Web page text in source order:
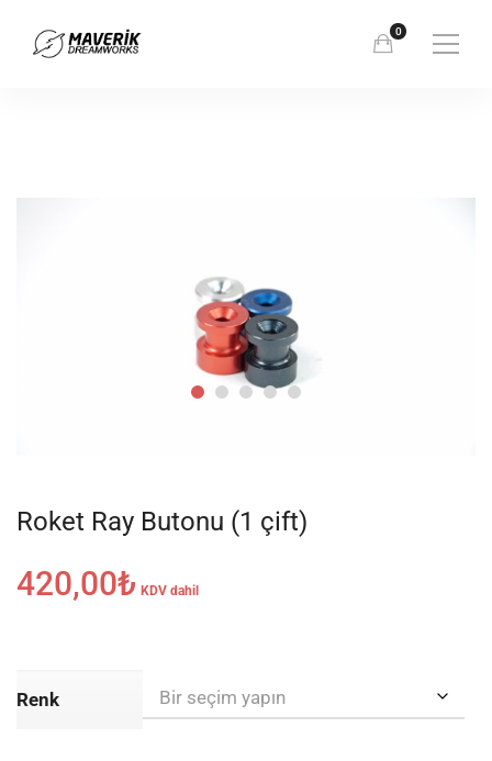
Roket Ray Butonu (1 çift)
420,00₺ KDV dahil
Renk